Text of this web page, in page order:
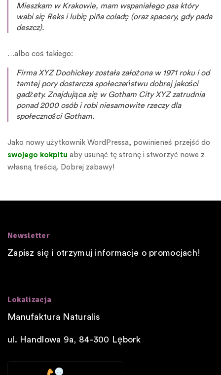
Mieszkam w Krakowie, mam wspaniałego psa który
wabi się Reks i lubię piña coladę (oraz spacery, gdy pada
deszcz).
…albo coś takiego:
Firma XYZ Doohickey została założona w 1971 roku i od
tamtej pory dostarcza społeczeństwu dobrej jakości
gadżety. Znajdująca się w Gotham City XYZ zatrudnia
ponad 2000 osób i robi niesamowite rzeczy dla
społeczności Gotham.
Jako nowy użytkownik WordPressa, powinieneś przejść do
swojego kokpitu aby usunąć tę stronę i stworzyć nowe z
własną treścią. Dobrej zabawy!
Newsletter
Zapisz się i otrzymuj informacje o promocjach!
Lokalizacja
Manufaktura Naturalis
ul. Handlowa 9a, 84-300 Lębork